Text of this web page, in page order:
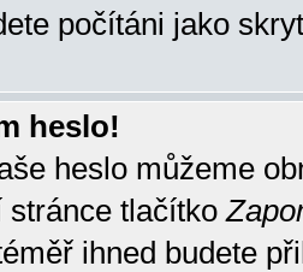
počítáni jako
heslo!
heslo můžeme
stránce tlačítko
ihned budete